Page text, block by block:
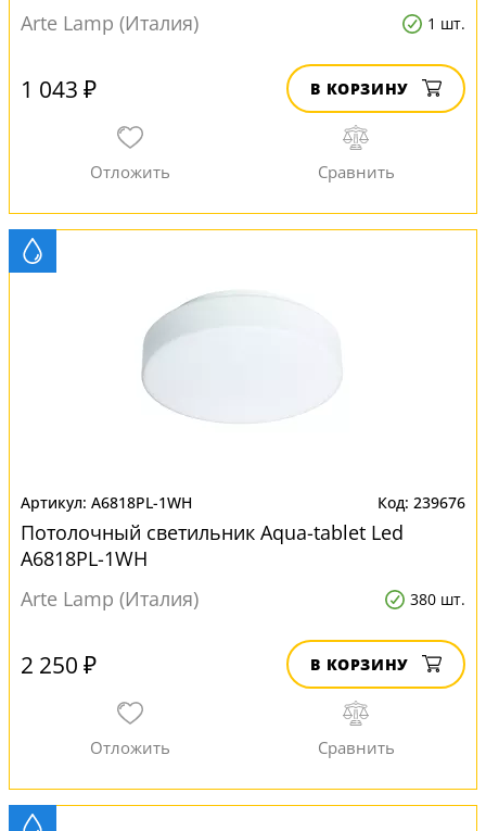
Arte Lamp (Италия)
1 шт.
1 043 ₽ В КОРЗИНУ
A6818PL-1WH 239676
Потолочный светильник Aqua-tablet Led
A6818PL-1WH
Arte Lamp (Италия)
380 шт.
2 250 ₽ В КОРЗИНУ